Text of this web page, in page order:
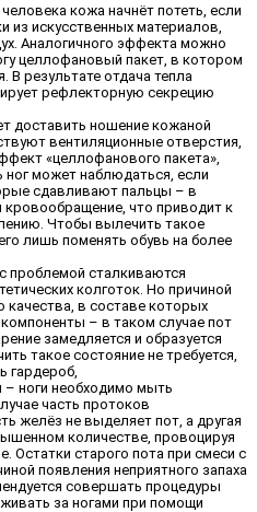
кожа начнёт потеть, если
из искусственных материалов,
Аналогичного эффекта можно
целлофановый пакет, в котором
В результате отдача тепла
рефлекторную секрецию
доставить ношение кожаной
вентиляционные отверстия,
«целлофанового пакета»,
ног может наблюдаться, если
сдавливают пальцы – в
кровообращение, что приводит к
Чтобы вылечить такое
лишь поменять обувь на более
проблемой сталкиваются
колготок. Но причиной
качества, в составе которых
– в таком случае пот
замедляется и образуется
такое состояние не требуется,
гардероб,
– ноги необходимо мыть
часть протоков
желёз не выделяет пот, а другая
количестве, провоцируя
Остатки старого пота при смеси с
появления неприятного запаха
совершать процедуры
за ногами при помощи